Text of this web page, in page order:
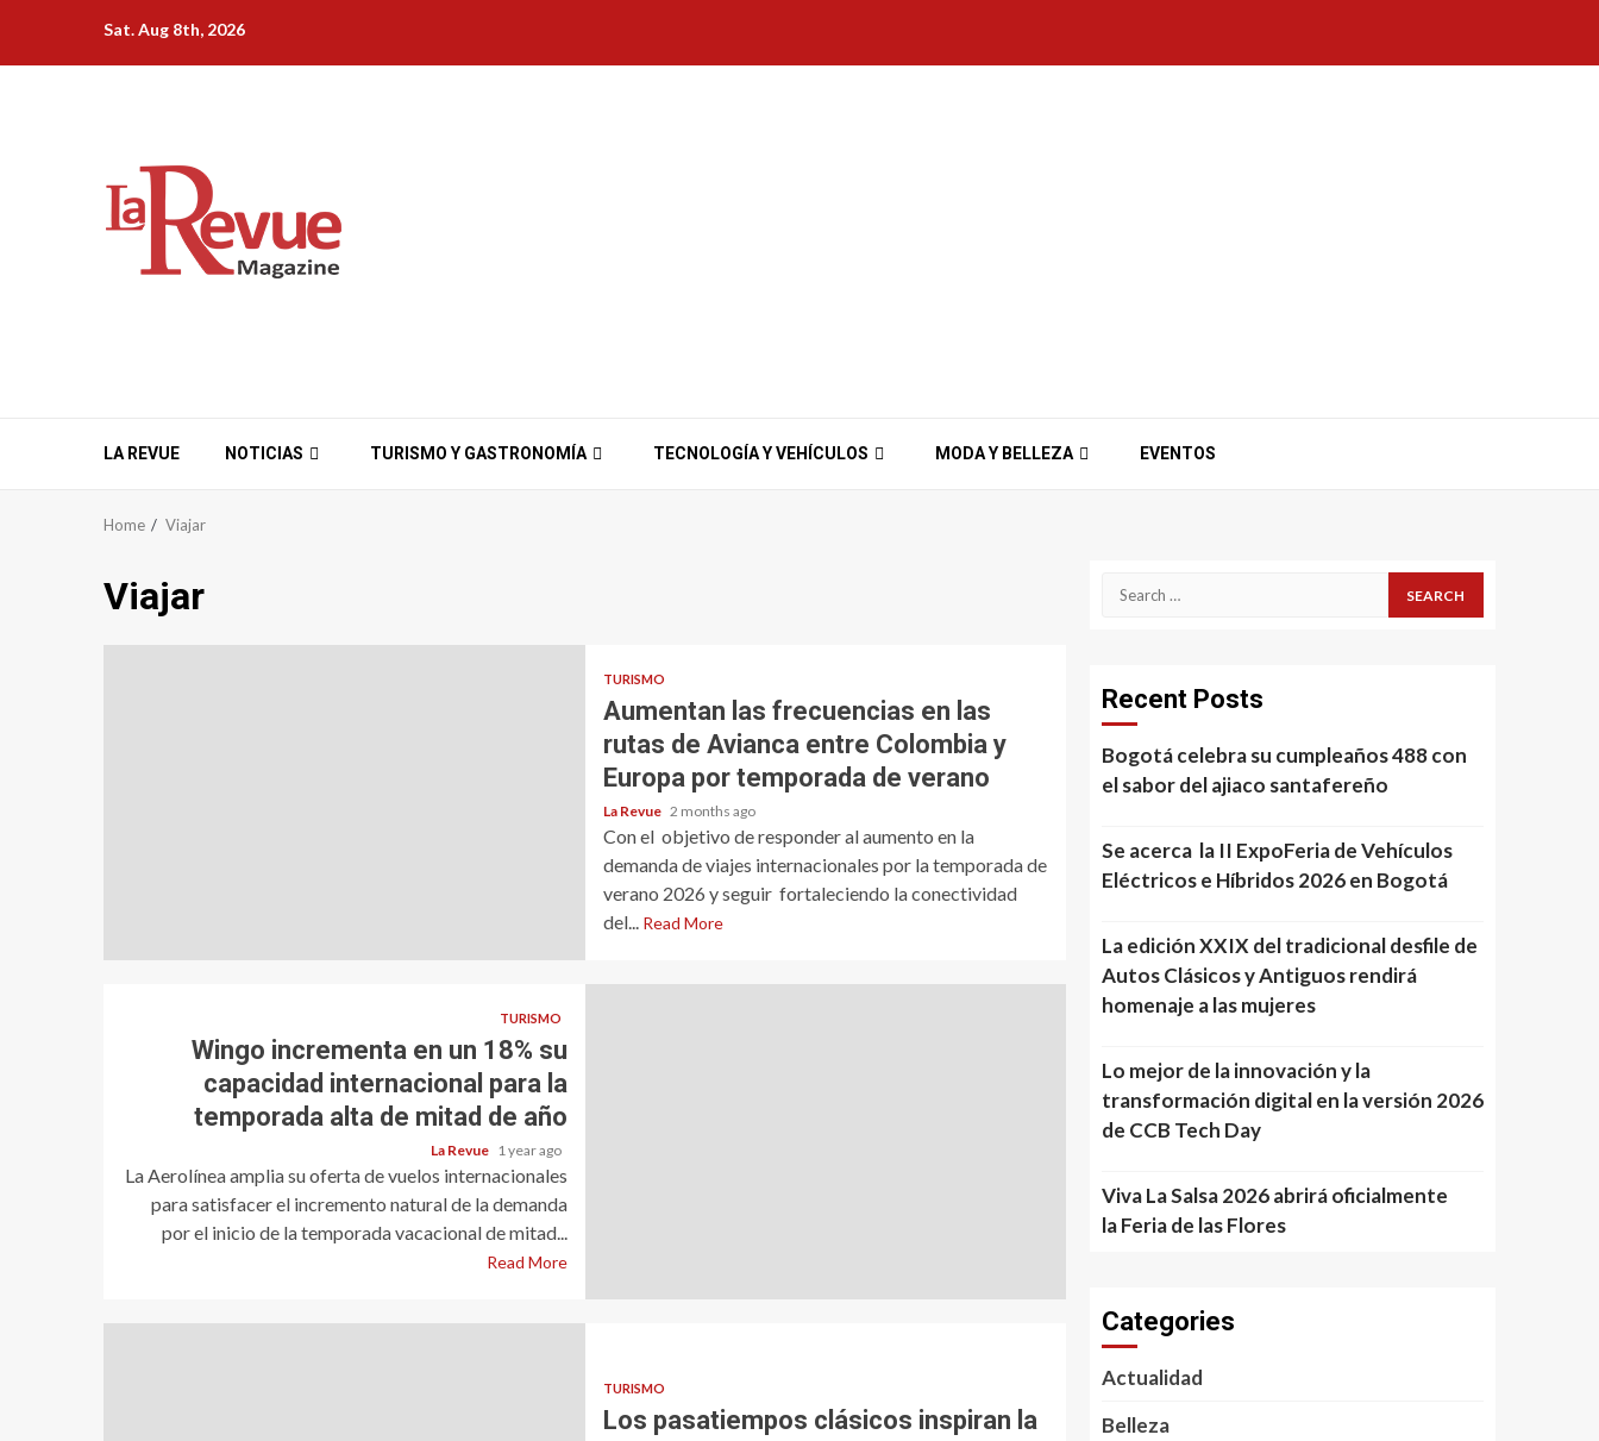
content
Sat. Aug 8th, 2026
LA REVUE NOTICIAS TURISMO Y GASTRONOMÍA TECNOLOGÍA Y VEHÍCULOS MODA Y BELLEZA EVENTOS
Home Viajar
Viajar
TURISMO
Aumentan las frecuencias en las
rutas de Avianca entre Colombia y
Europa por temporada de verano
La Revue 2 months ago
Con el objetivo de responder al aumento en la
demanda de viajes internacionales por la temporada de
verano 2026 y seguir fortaleciendo la conectividad
del...
Read More
TURISMO
Wingo incrementa en un 18% su
capacidad internacional para la
temporada alta de mitad de año
La Revue 1 year ago
La Aerolínea amplia su oferta de vuelos internacionales
para satisfacer el incremento natural de la demanda
por el inicio de la temporada vacacional de mitad...
Read More
TURISMO
Los pasatiempos clásicos inspiran la
Search
Recent Posts
Bogotá celebra su cumpleaños 488 con
el sabor del ajiaco santafereño
Se acerca la II ExpoFeria de Vehículos
Eléctricos e Híbridos 2026 en Bogotá
La edición XXIX del tradicional desfile de
Autos Clásicos y Antiguos rendirá
homenaje a las mujeres
Lo mejor de la innovación y la
transformación digital en la versión 2026
de CCB Tech Day
Viva La Salsa 2026 abrirá oficialmente
la Feria de las Flores
Categories
Actualidad
Belleza